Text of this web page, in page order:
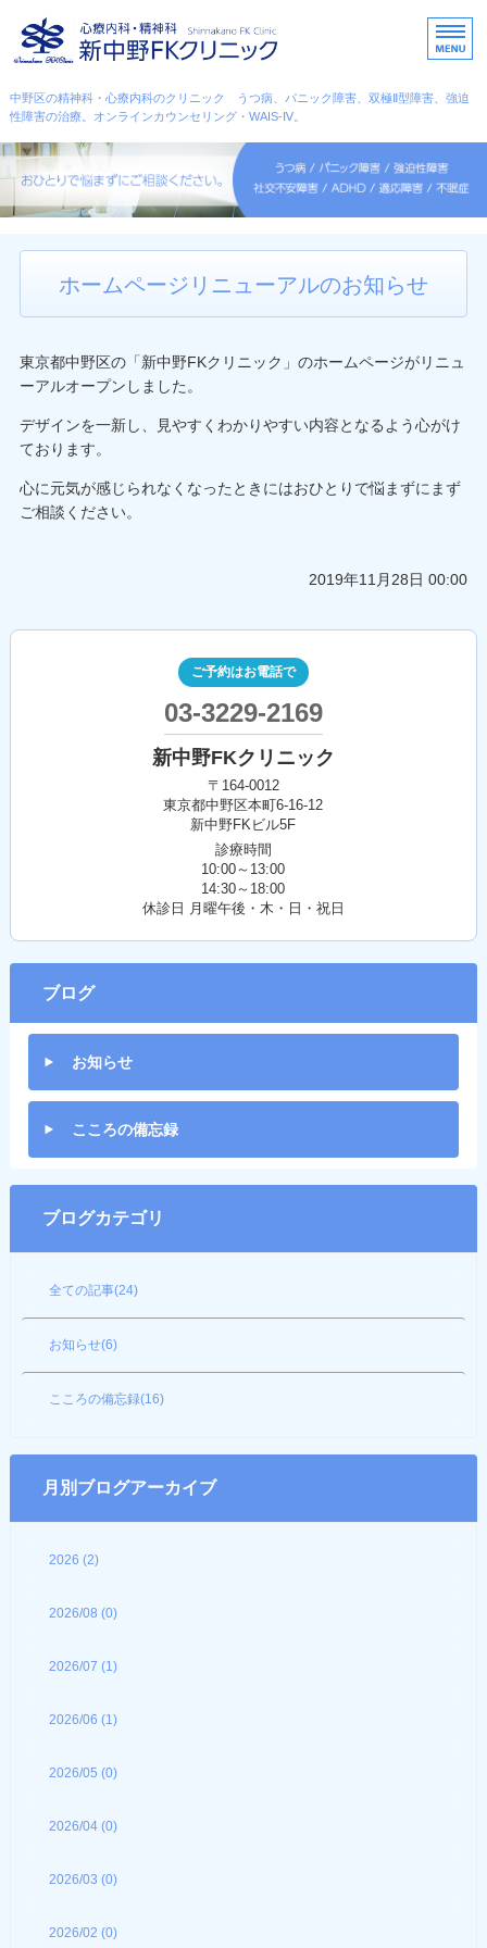
中野区・杉並区・心療
中野区の精神科・心療内科のクリニック うつ病、パニック障害、双極Ⅱ型障害、強迫
性障害の治療。オンラインカウンセリング・WAIS-Ⅳ。
ホーム
こんな症状のときに
カウンセリング
ホームページリニューアルのお知らせ
東京都中野区の「新中野FKクリニック」のホームページがリニュ
ーアルオープンしました。
デザインを一新し、見やすくわかりやすい内容となるよう心がけ
ております。
心に元気が感じられなくなったときにはおひとりで悩まずにまず
ご相談ください。
2019年11月28日 00:00
ご予約はお電話で
03-3229-2169
新中野FKクリニック
〒164-0012
東京都中野区本町6-16-12
新中野FKビル5F
診療時間
10:00～13:00
14:30～18:00
休診日 月曜午後・木・日・祝日
ブログ
お知らせ
こころの備忘録
ブログカテゴリ
全ての記事(24)
お知らせ(6)
こころの備忘録(16)
月別ブログアーカイブ
2026 (2)
2026/08 (0)
2026/07 (1)
2026/06 (1)
2026/05 (0)
2026/04 (0)
2026/03 (0)
2026/02 (0)